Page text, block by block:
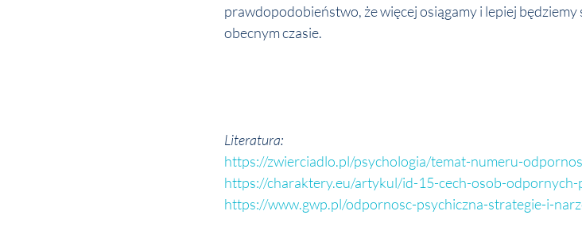
prawdopodobieństwo, że więcej osiągamy i lepiej będziemy
obecnym czasie.
Literatura:
https://zwierciadlo.pl/psychologia/temat-numeru-
https://charaktery.eu/artykul/id-15-cech-osob-odpornych-
https://www.gwp.pl/odpornosc-psychiczna-strategie-i-